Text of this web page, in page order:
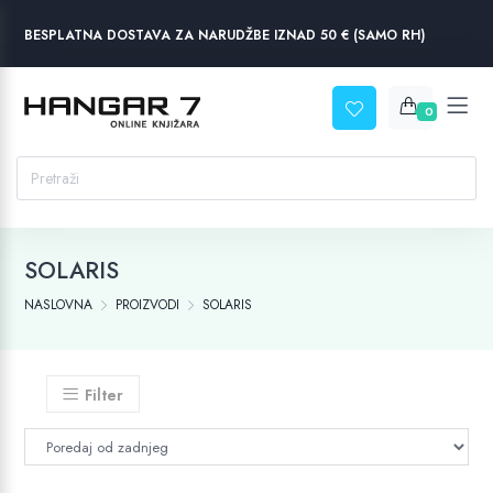
BESPLATNA DOSTAVA ZA NARUDŽBE IZNAD 50 € (SAMO RH)
0
SOLARIS
NASLOVNA PROIZVODI SOLARIS
Filter